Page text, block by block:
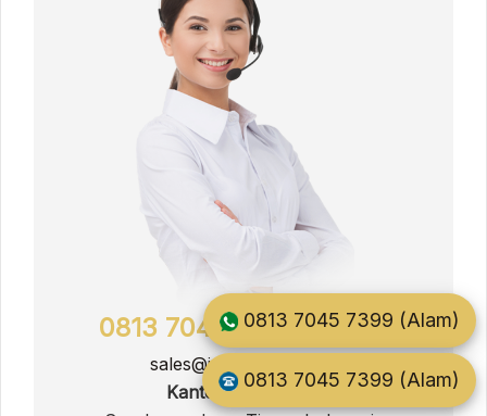
0813 7045 7399 (Alam)
sales@jati.furnitur.co.id
Kantor Pemasaran
0813 7045 7399 (Alam)
0813 7045 7399 (Alam)